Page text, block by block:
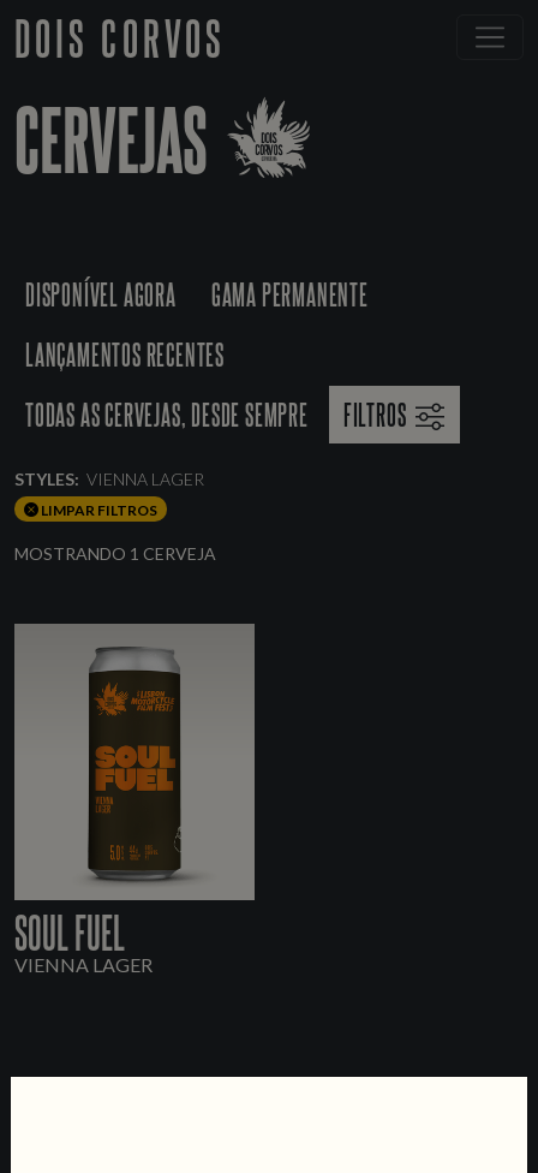
DOIS CORVOS
CERVEJAS
DISPONÍVEL AGORA
GAMA PERMANENTE
LANÇAMENTOS RECENTES
TODAS AS CERVEJAS, DESDE SEMPRE
FILTROS
STYLES: VIENNA LAGER
LIMPAR FILTROS
MOSTRANDO 1 CERVEJA
SOUL FUEL
VIENNA LAGER